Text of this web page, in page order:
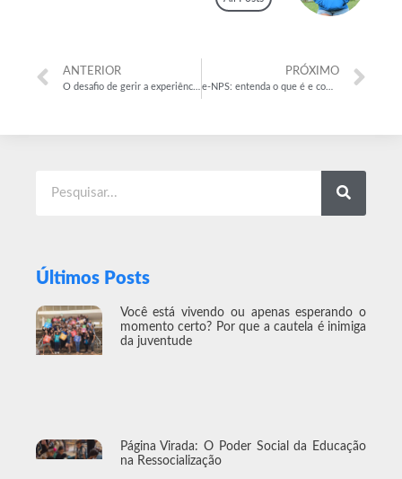
ANTERIOR PRÓXIMO
e-NPS: entenda o que é e como utilizar em sua empresa
Últimos Posts
Você está vivendo ou apenas esperando o
momento certo? Por que a cautela é inimiga
da juventude
Página Virada: O Poder Social da Educação
na Ressocialização